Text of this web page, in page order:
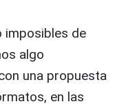
imposibles de
algo
una propuesta
en las